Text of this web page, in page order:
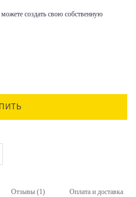
создать свою собственную
Отзывы (1) Оплата и доставка